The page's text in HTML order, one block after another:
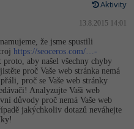
Aktivity
13.8.2015 14:01
že jsme spustili
https://seoceros.com/…-
aby našel všechny chyby
proč Vaše web stránka nemá
proč se Vaše web stránky
Analyzujte Vaši web
důvody proč nemá Vaše web
jakýchkoliv dotazů neváhejte